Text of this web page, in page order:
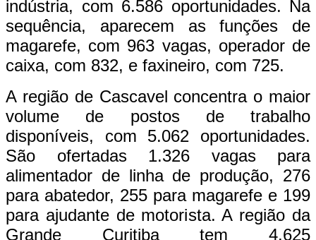
indústria, com 6.586 oportunidades. Na
sequência, aparecem as funções de
magarefe, com 963 vagas, operador de
caixa, com 832, e faxineiro, com 725.
A região de Cascavel concentra o maior
volume de postos de trabalho
disponíveis, com 5.062 oportunidades.
São ofertadas 1.326 vagas para
alimentador de linha de produção, 276
para abatedor, 255 para magarefe e 199
para ajudante de motorista. A região da
Grande Curitiba tem 4.625